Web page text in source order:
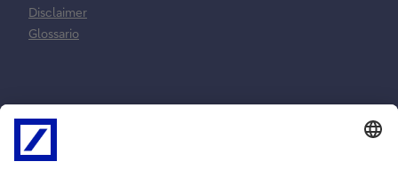
Disclaimer
Glossario
Normative e
norme
contrattuali